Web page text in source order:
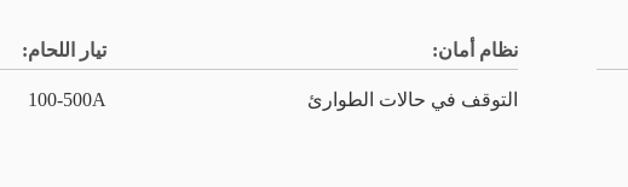
نظام أمان:
التوقف في حالات الطوارئ
تيار اللحام:
100-500A